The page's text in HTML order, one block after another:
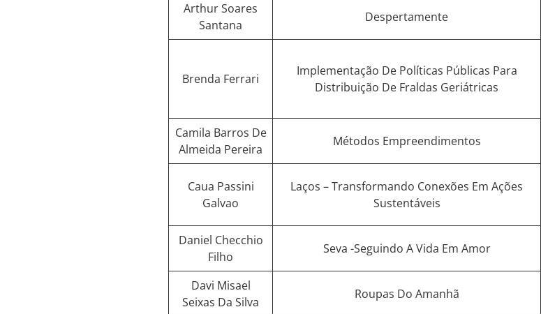
Arthur Soares
Santana
Despertamente
Brenda Ferrari
Implementação De Políticas Públicas Para
Distribuição De Fraldas Geriátricas
Camila Barros De
Almeida Pereira
Métodos Empreendimentos
Caua Passini
Galvao
Laços – Transformando Conexões Em Ações
Sustentáveis
Daniel Checchio
Filho
Seva -Seguindo A Vida Em Amor
Davi Misael
Seixas Da Silva
Roupas Do Amanhã